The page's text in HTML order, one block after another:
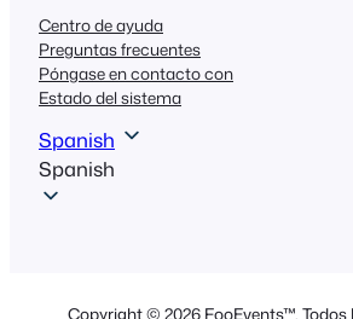
Centro de ayuda
Preguntas frecuentes
Póngase en contacto con
Estado del sistema
Spanish
Spanish
Copyright © 2026 FooEvents™. Todos